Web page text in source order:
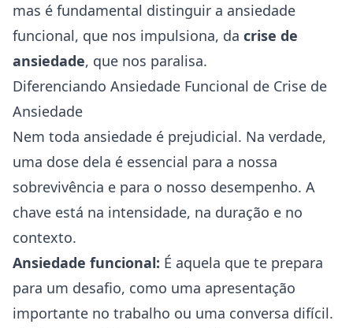
mas é fundamental distinguir a ansiedade
funcional, que nos impulsiona, da crise de
ansiedade, que nos paralisa.
Diferenciando Ansiedade Funcional de Crise de
Ansiedade
Nem toda ansiedade é prejudicial. Na verdade,
uma dose dela é essencial para a nossa
sobrevivência e para o nosso desempenho. A
chave está na intensidade, na duração e no
contexto.
Ansiedade funcional: É aquela que te prepara
para um desafio, como uma apresentação
importante no trabalho ou uma conversa difícil.